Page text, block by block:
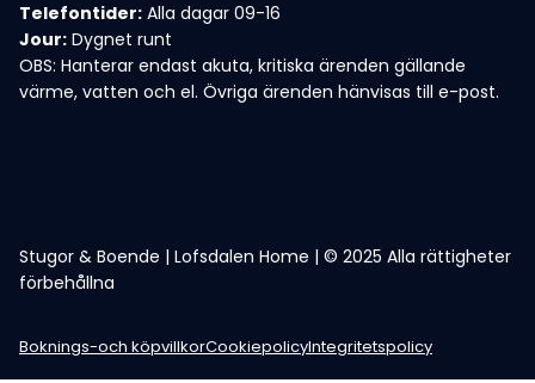
Telefontider: Alla dagar 09-16
Jour: Dygnet runt
OBS: Hanterar endast akuta, kritiska ärenden gällande
värme, vatten och el. Övriga ärenden hänvisas till e-post.
Stugor & Boende | Lofsdalen Home | © 2025 Alla rättigheter
förbehållna
Boknings-och köpvillkorCookiepolicyIntegritetspolicy